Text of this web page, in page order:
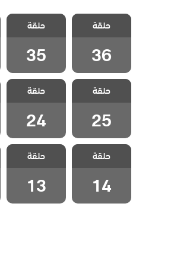
لا وطن مدبلج
الحلقة 36
والاخيرة
حلقة
36
مسلسل لا مكان
لا وطن مدبلج
الحلقة 35
حلقة
35
مسلسل لا مكان
لا وطن مدبلج
الحلقة 25
حلقة
25
مسلسل لا مكان
لا وطن مدبلج
الحلقة 24
حلقة
24
مسلسل لا مكان
لا وطن مدبلج
الحلقة 14
حلقة
14
مسلسل لا مكان
لا وطن مدبلج
الحلقة 13
حلقة
13